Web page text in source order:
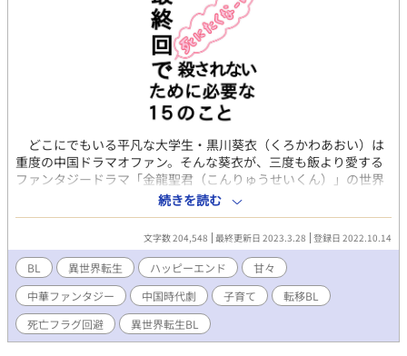
どこにでもいる平凡な大学生・黒川葵衣（くろかわあおい）は
重度の中国ドラマオファン。そんな葵衣が、三度も飯より愛する
ファンタジードラマ「金龍聖君（こんりゅうせいくん）」の世界
に転生してしまった！ しかも転生したのは、ドラマの最終回に
主人公に殺される予定の極悪非道皇子。 いやいやいや、俺、殺
されたくないし。痛いのイヤだし。 葵衣はどうにか死亡フラグ
を回避しようと、ことなかれの人生を歩もうとする。 とりあえ
ず主人公に会わなきゃよくない？ が、現実は厳しく、転生した
のは子供時代の主人公を誘拐した直後。 どうするの、俺！ 絶
望まっしぐらじゃん！ 悩んだ葵衣は、とにかく最終回で殺され
ないようにするため、訳アリの主人公を育てることを決める。
目標は自分に殺意が湧かないよう育てて、無事親元に帰すこと！
続きを読む
文字数 204,548 最終更新日 2023.3.28 登録日 2022.10.14
BL 異世界転生 ハッピーエンド
甘々
中華ファンタジー
中国時代劇 子育て
転移BL
死亡フラグ回避
異世界転生BL